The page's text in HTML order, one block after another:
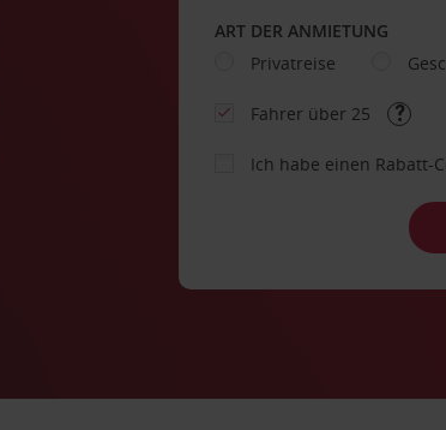
ART DER ANMIETUNG
Privatreise
Fahrer über 25
Ich habe einen Rabatt-